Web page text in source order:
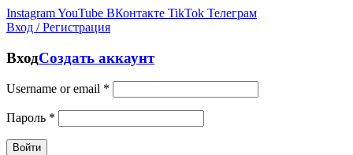
InstagramYouTube ВКонтакте TikTok Телеграм
Вход / Регистрация
ВходСоздать аккаунт
Username or email *
Пароль *
Войти